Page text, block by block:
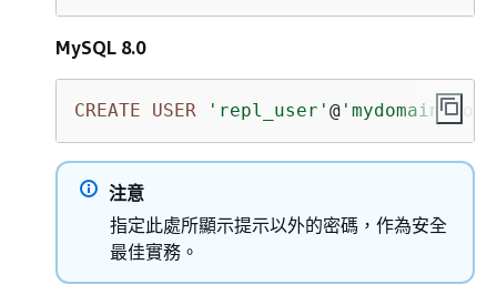
MySQL 8.0
CREATE USER 'repl_user' @ 'mydomain.com'
注意
指定此處所顯示提示以外的密碼，作為安全
最佳實務。